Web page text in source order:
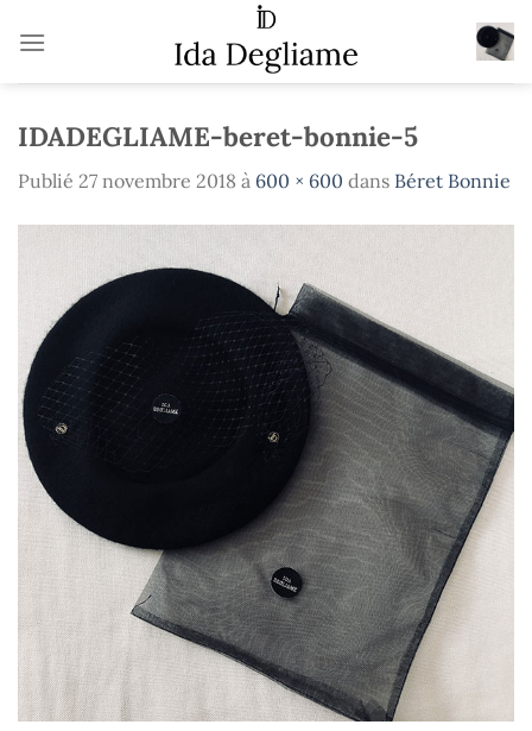
IDADEGLIAME-beret-bonnie-5
Publié 27 novembre 2018 à 600 × 600 dans Béret Bonnie